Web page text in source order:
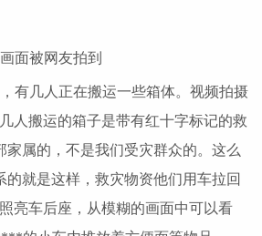
面被网友拍到
有几人正在搬运一些箱体。视频拍摄
人搬运的箱子是带有红十字标记的救
家属的，不是我们受灾群众的。这么
的就是这样，救灾物资他们用车拉回
亮车后座，从模糊的画面中可以看